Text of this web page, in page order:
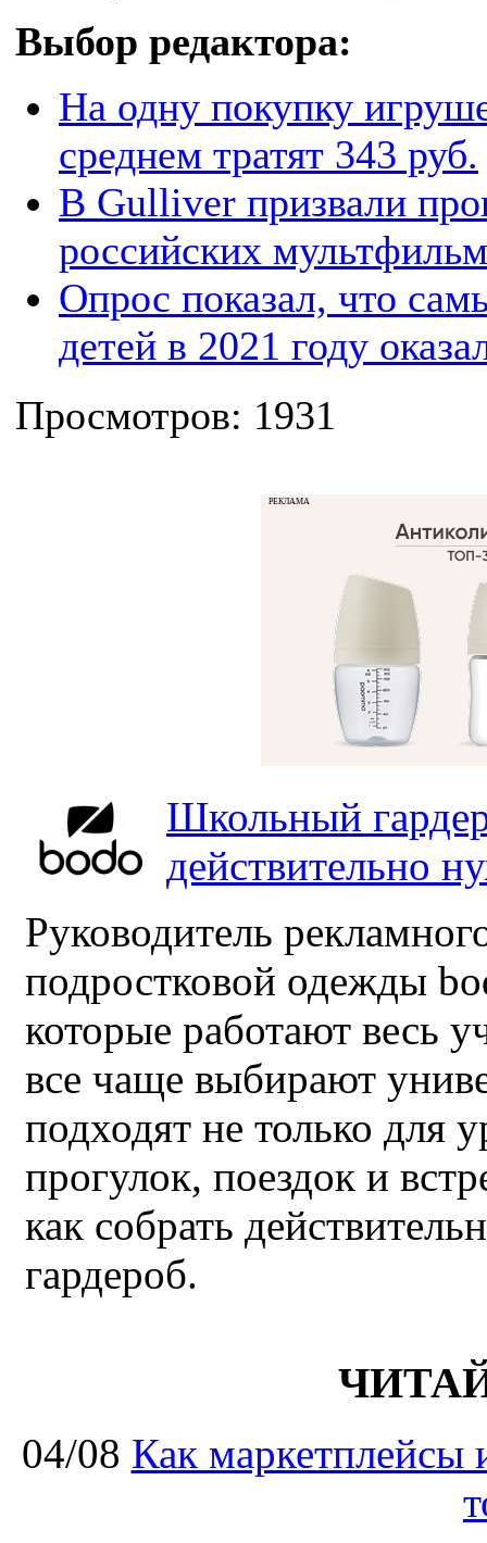
Выбор редактора:
На одну покупку
среднем тратят 343 руб.
В Gulliver призвали
российских
Опрос показал, что
детей в 2021 году
Просмотров: 1931
РЕКЛАМА
Школьный
действительно
Руководитель
подростковой одежды
которые работают весь
все чаще выбирают
подходят не только для
прогулок, поездок и
как собрать
гардероб.
04/08 Как маркетплейсы